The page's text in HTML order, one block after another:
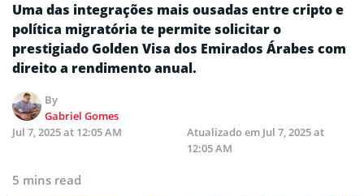
Uma das integrações mais ousadas entre cripto e
política migratória te permite solicitar o
prestigiado Golden Visa dos Emirados Árabes com
direito a rendimento anual.
By
Gabriel Gomes
Jul 7, 2025 at 12:05 AM
Atualizado em Jul 7, 2025 at
12:05 AM
5 mins read